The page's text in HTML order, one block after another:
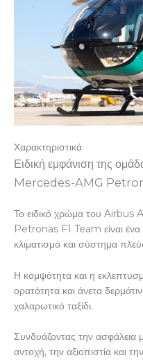
Χαρακτηριστικά
Ειδική εμφάνιση της
Mercedes-AMG
Το ειδικό χρώμα του
Petronas F1 Team είναι ένα
κλιματισμό και σύστημα
Η κομψότητα και η
ορατότητα και άνετα
χαλαρωτικό ταξίδι.
Συνδυάζοντας την ασφάλεια
αντοχή, την αξιοπιστία και